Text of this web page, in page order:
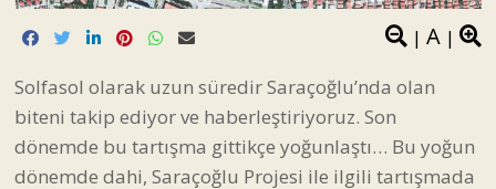
| A |
Solfasol olarak uzun süredir Saraçoğlu’nda olan
biteni takip ediyor ve haberleştiriyoruz. Son
dönemde bu tartışma gittikçe yoğunlaştı… Bu yoğun
dönemde dahi, Saraçoğlu Projesi ile ilgili tartışmada